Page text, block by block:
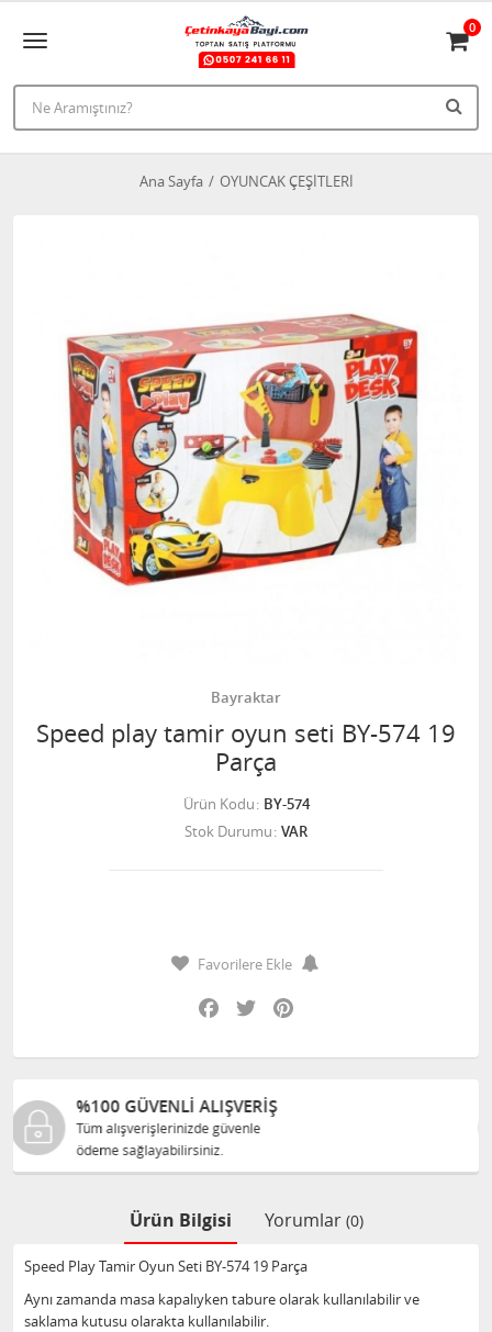
0
Ana Sayfa OYUNCAK ÇEŞİTLERİ
Bayraktar
Speed play tamir oyun seti BY-574 19
Parça
Ürün Kodu BY-574
Stok Durumu VAR
Favorilere Ekle
Facebook
Twitter
%100 ORJINAL ÜRÜNLER
Tüm ürünlerimiz ilgili üreticiden
Ürün Bilgisi Yorumlar (0)
Speed Play Tamir Oyun Seti BY-574 19 Parça
Aynı zamanda masa kapalıyken tabure olarak kullanılabilir ve
saklama kutusu olarakta kullanılabilir.